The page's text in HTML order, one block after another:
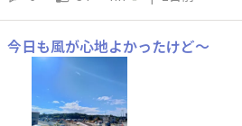
今日も風が心地よかったけど～